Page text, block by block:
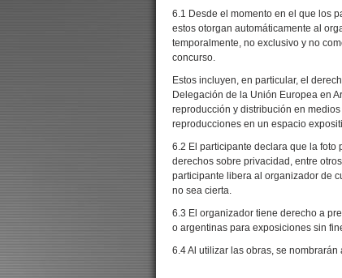
6.1 Desde el momento en el que los
estos otorgan automáticamente al
temporalmente, no exclusivo y no
concurso.
Estos incluyen, en particular, el
Delegación de la Unión Europea en
reproducción y distribución en
reproducciones en un espacio
6.2 El participante declara que la foto
derechos sobre privacidad, entre
participante libera al organizador de
no sea cierta.
6.3 El organizador tiene derecho a
o argentinas para exposiciones sin
6.4 Al utilizar las obras, se